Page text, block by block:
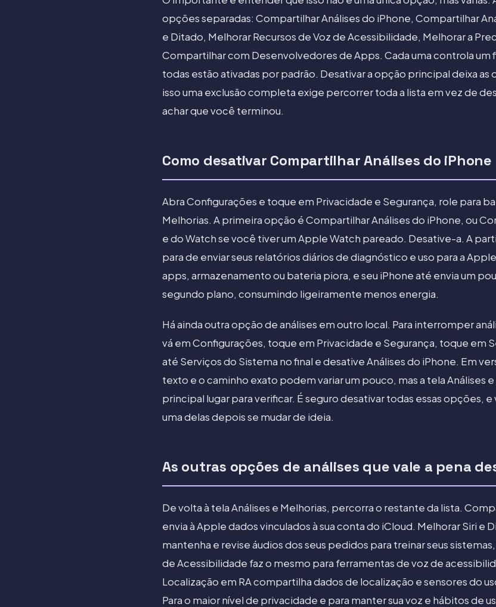
opções separadas: Compartilhar Análises do iPhone, Compartilhar
e Ditado, Melhorar Recursos de Voz de Acessibilidade, Melhorar a
Compartilhar com Desenvolvedores de Apps. Cada uma controla um
todas estão ativadas por padrão. Desativar a opção principal deixa as
isso uma exclusão completa exige percorrer toda a lista em vez de
achar que você terminou.
Como desativar Compartilhar Análises do iPhone
Abra Configurações e toque em Privacidade e Segurança, role para
Melhorias. A primeira opção é Compartilhar Análises do iPhone, ou
e do Watch se você tiver um Apple Watch pareado. Desative-a. A
para de enviar seus relatórios diários de diagnóstico e uso para a
apps, armazenamento ou bateria piora, e seu iPhone até envia um
segundo plano, consumindo ligeiramente menos energia.
Há ainda outra opção de análises em outro local. Para interromper
vá em Configurações, toque em Privacidade e Segurança, toque em
até Serviços do Sistema no final e desative Análises do iPhone. Em
texto e o caminho exato podem variar um pouco, mas a tela Análises
principal lugar para verificar. É seguro desativar todas essas opções,
uma delas depois se mudar de ideia.
As outras opções de análises que vale a pena
De volta à tela Análises e Melhorias, percorra o restante da lista.
envia à Apple dados vinculados à sua conta do iCloud. Melhorar Siri e
mantenha e revise áudios dos seus pedidos para treinar seus
de Acessibilidade faz o mesmo para ferramentas de voz de
Localização em RA compartilha dados de localização e sensores do
Para o maior nível de privacidade e para manter sua voz e hábitos de